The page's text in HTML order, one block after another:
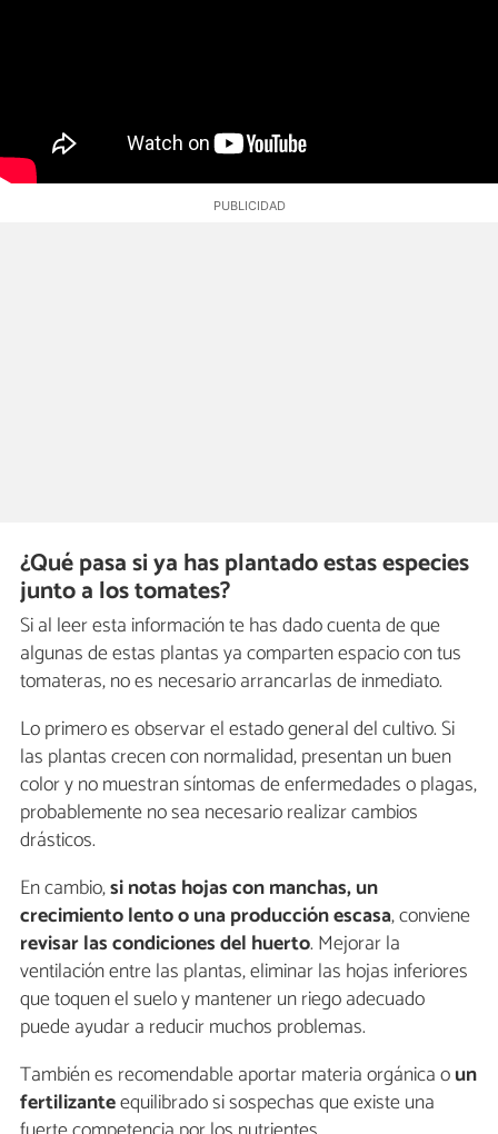
¿Qué pasa si ya has plantado estas especies
junto a los tomates?
Si al leer esta información te has dado cuenta de que
algunas de estas plantas ya comparten espacio con tus
tomateras, no es necesario arrancarlas de inmediato.
Lo primero es observar el estado general del cultivo. Si
las plantas crecen con normalidad, presentan un buen
color y no muestran síntomas de enfermedades o plagas,
probablemente no sea necesario realizar cambios
drásticos.
En cambio,si notas hojas con manchas, un
crecimiento lento o una producción escasa, conviene
revisar las condiciones del huerto. Mejorar la
ventilación entre las plantas, eliminar las hojas inferiores
que toquen el suelo y mantener un riego adecuado
puede ayudar a reducir muchos problemas.
También es recomendable aportar materia orgánica oun
fertilizanteequilibrado si sospechas que existe una